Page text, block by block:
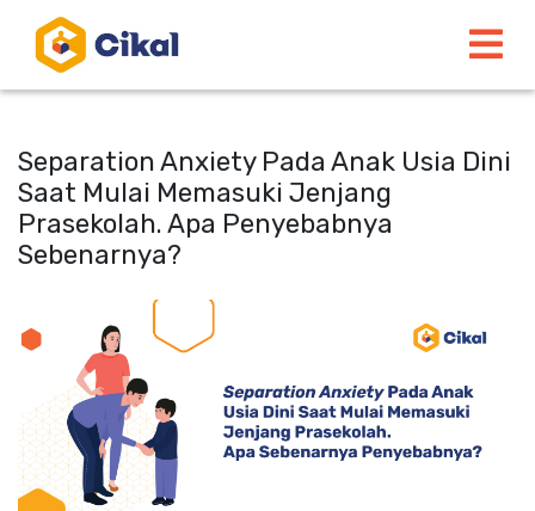
Separation Anxiety Pada Anak Usia Dini
Saat Mulai Memasuki Jenjang
Prasekolah. Apa Penyebabnya
Sebenarnya?